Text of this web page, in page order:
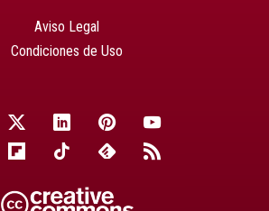
Aviso Legal
Condiciones de Uso